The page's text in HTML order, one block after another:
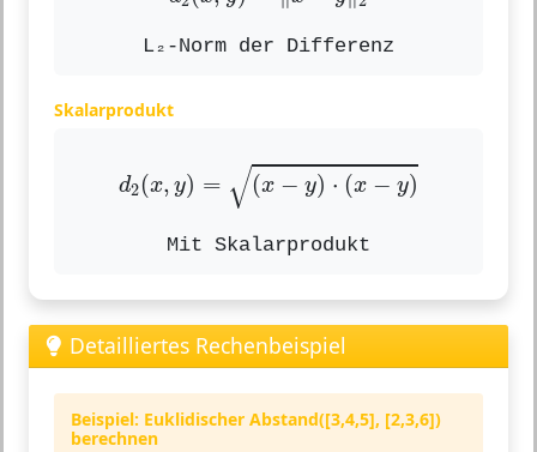
L₂-Norm der Differenz
Skalarprodukt
d2(x, y) = √(x − y) ⋅ (x − y)
(x−y)⋅(x−y)
Mit Skalarprodukt
Detailliertes Rechenbeispiel
Beispiel: Euklidischer Abstand([3,4,5], [2,3,6])
berechnen